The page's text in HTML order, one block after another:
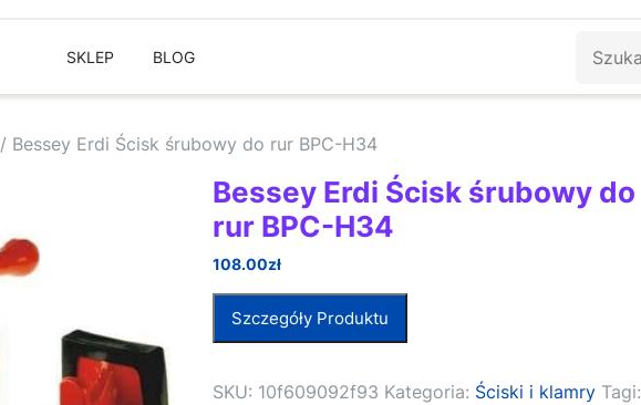
SKLEP BLOG
/ Bessey Erdi Ścisk śrubowy do rur BPC-H34
Bessey Erdi Ścisk śrubowy do
rur BPC-H34
108.00zł
Szczegóły Produktu
SKU: 10f609092f93 Kategoria: Ściski i klamry Tagi: